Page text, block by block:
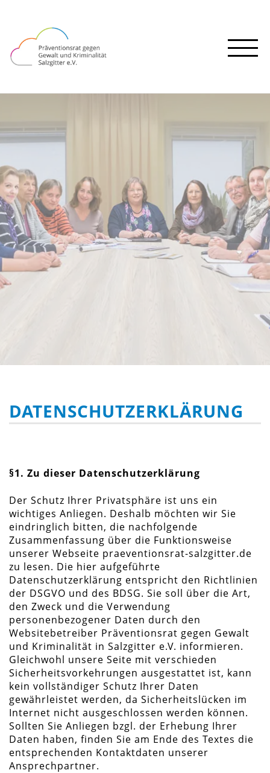
DATENSCHUTZERKLÄRUNG
§1. Zu dieser Datenschutzerklärung
Der Schutz Ihrer Privatsphäre ist uns ein
wichtiges Anliegen. Deshalb möchten wir Sie
eindringlich bitten, die nachfolgende
Zusammenfassung über die Funktionsweise
unserer Webseite praeventionsrat-salzgitter.de
zu lesen. Die hier aufgeführte
Datenschutzerklärung entspricht den Richtlinien
der DSGVO und des BDSG. Sie soll über die Art,
den Zweck und die Verwendung
personenbezogener Daten durch den
Websitebetreiber Präventionsrat gegen Gewalt
und Kriminalität in Salzgitter e.V. informieren.
Gleichwohl unsere Seite mit verschieden
Sicherheitsvorkehrungen ausgestattet ist, kann
kein vollständiger Schutz Ihrer Daten
gewährleistet werden, da Sicherheitslücken im
Internet nicht ausgeschlossen werden können.
Sollten Sie Anliegen bzgl. der Erhebung Ihrer
Daten haben, finden Sie am Ende des Textes die
entsprechenden Kontaktdaten unserer
Ansprechpartner.